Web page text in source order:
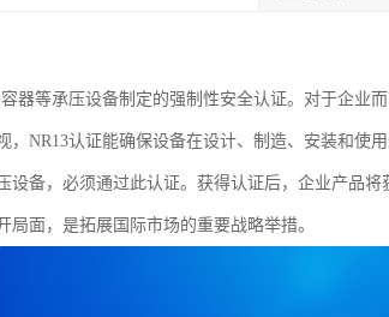
器等承压设备制定的强制性安全认证。对于企业
，NR13认证能确保设备在设计、制造、安装和使
设备，必须通过此认证。获得认证后，企业产品
面，是拓展国际市场的重要战略举措。